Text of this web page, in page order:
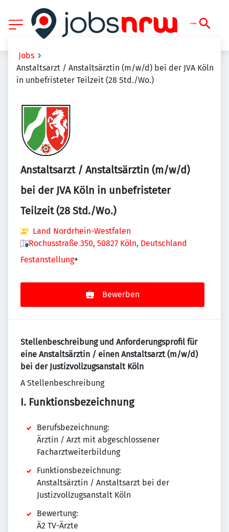
Jobs
Anstaltsarzt / Anstaltsärztin (m/w/d) bei der JVA Köln
in unbefristeter Teilzeit (28 Std./Wo.)
Anstaltsarzt / Anstaltsärztin (m/w/d)
bei der JVA Köln in unbefristeter
Teilzeit (28 Std./Wo.)
Land Nordrhein-Westfalen
Rochusstraße 350, 50827 Köln, Deutschland
Festanstellung+
Bewerben
Stellenbeschreibung und Anforderungsprofil für
eine Anstaltsärztin / einen Anstaltsarzt (m/w/d)
bei der Justizvollzugsanstalt Köln
A Stellenbeschreibung
I. Funktionsbezeichnung
Berufsbezeichnung:
Ärztin / Arzt mit abgeschlossener
Facharztweiterbildung
Funktionsbezeichnung:
Anstaltsärztin / Anstaltsarzt bei der
Justizvollzugsanstalt Köln
Bewertung:
Ä2 TV-Ärzte